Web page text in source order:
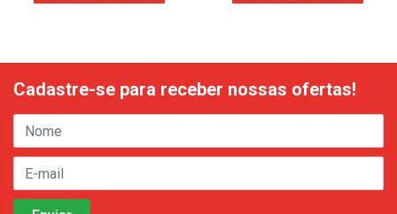
Cadastre-se para receber nossas ofertas!